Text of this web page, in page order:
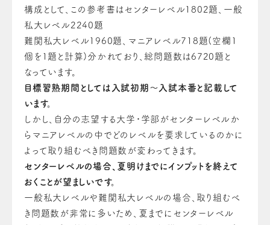
構成として、この参考書はセンターレベル1802題、一般
私大レベル2240題
難関私大レベル1960題、マニアレベル718題(空欄1
個を1題と計算)分かれており、総問題数は6720題と
なっています。
目標習熟期間としては入試初期～入試本番と記載して
います。
しかし、自分の志望する大学・学部がセンターレベルか
らマニアレベルの中でどのレベルを要求しているのかに
よって取り組むべき問題数が変わってきます。
センターレベルの場合、夏明けまでにインプットを終えて
おくことが望ましいです。
一般私大レベルや難関私大レベルの場合、取り組むべ
き問題数が非常に多いため、夏までにセンターレベル